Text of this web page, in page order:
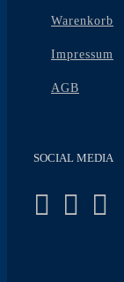
Warenkorb
Impressum
AGB
SOCIAL MEDIA